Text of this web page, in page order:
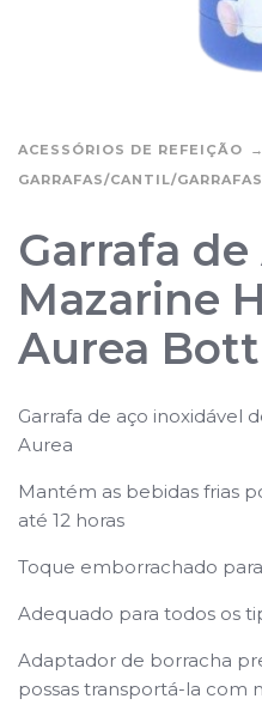
ACESSÓRIOS DE REFEIÇÃO
GARRAFAS/CANTIL/
Garrafa
Mazarine
Aurea
Garrafa de aço inoxidável
Aurea
Mantém as bebidas frias
até 12 horas
Toque emborrachado
Adequado para todos os
Adaptador de borracha
possas transportá-la com